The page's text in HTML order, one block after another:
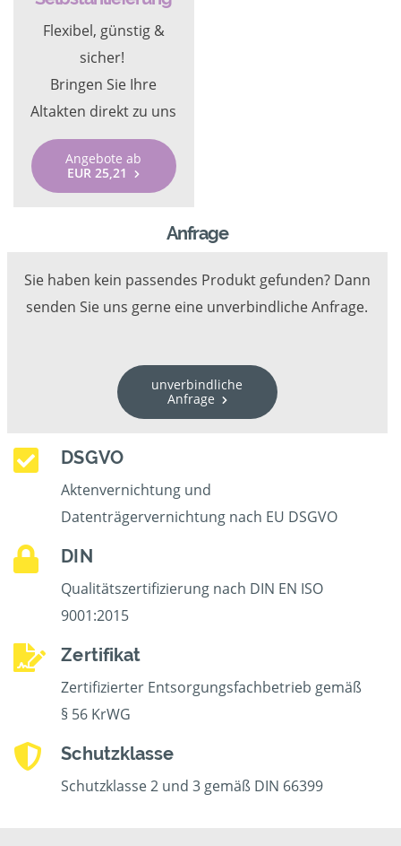
Flexibel, günstig &
sicher!
Bringen Sie Ihre
Altakten direkt zu uns
Angebote ab
EUR 25,21
Anfrage
Sie haben kein passendes Produkt gefunden? Dann
senden Sie uns gerne eine unverbindliche Anfrage.
unverbindliche
Anfrage
DSGVO
Aktenvernichtung und
Datenträgervernichtung nach EU DSGVO
DIN
Qualitätszertifizierung nach DIN EN ISO
9001:2015
Zertifikat
Zertifizierter Entsorgungsfachbetrieb gemäß
§ 56 KrWG
Schutzklasse
Schutzklasse 2 und 3 gemäß DIN 66399